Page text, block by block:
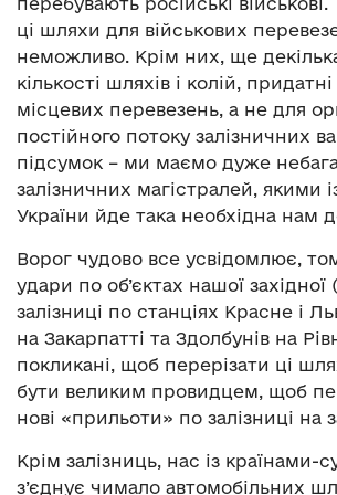
ці шляхи для військових
неможливо. Крім них, ще декілька
кількості шляхів і колій,
місцевих перевезень, а не для
постійного потоку залізничних
підсумок – ми маємо дуже
залізничних магістралей, якими
України йде така необхідна нам
Ворог чудово все усвідомлює,
удари по об’єктах нашої західної
залізниці по станціях Красне і
на Закарпатті та Здолбунів на
покликані, щоб перерізати ці
бути великим провидцем, щоб
нові «прильоти» по залізниці на
Крім залізниць, нас із країнами-
з’єднує чимало автомобільних